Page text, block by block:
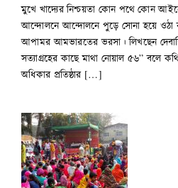
মুখে খাদ্যের নিশ্চয়তা কোন পথে কোন
আন্দোলনে আন্দোলনে পুড়ে সোনা হয়ে ওঠা
আপামর আমভারতের ভরসা। লিখছেন
সত্যাগ্রহের কাছে মাথা নোয়াল ৫৬” বলে
অধিকার প্রতিষ্ঠার […]